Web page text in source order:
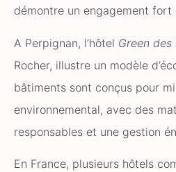
démontre un engagement fort
A Perpignan, l’hôtel Green des
Rocher, illustre un modèle
bâtiments sont conçus pour
environnemental, avec des
responsables et une gestion
En France, plusieurs hôtels